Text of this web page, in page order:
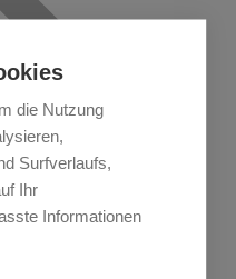
die Nutzung
Surfverlaufs,
Ihr
Informationen